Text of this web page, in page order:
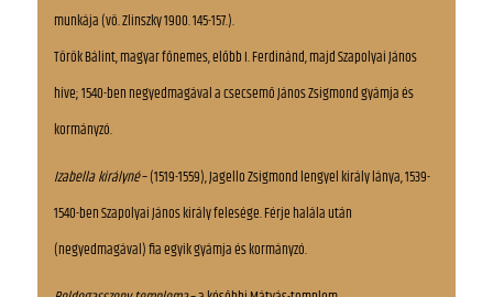
munkája (vö. Zlinszky 1900. 145-157.).
Török Bálint, magyar főnemes, előbb I. Ferdinánd, majd Szapolyai János
híve; 1540-ben negyedmagával a csecsemő János Zsigmond gyámja és
kormányzó.
Izabella királyné– (1519-1559), Jagello Zsigmond lengyel király lánya, 1539-
1540-ben Szapolyai János király felesége. Férje halála után
(negyedmagával) fia egyik gyámja és kormányzó.